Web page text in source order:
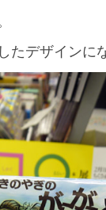
たデザインに